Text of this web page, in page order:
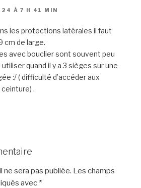
À 7 H 41 MIN
les protections latérales il faut
cm de large.
avec bouclier sont souvent peu
quand il y a 3 sièges sur une
:/ ( difficulté d’accéder aux
.
sera pas publiée. Les champs
avec *